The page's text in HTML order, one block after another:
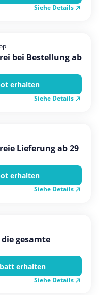
Siehe Details
bei Bestellung ab
erhalten
Siehe Details
Lieferung ab 29
erhalten
Siehe Details
gesamte
erhalten
Siehe Details